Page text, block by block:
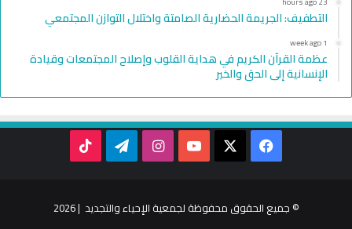
التطفيف: الجريمة الحضارية الصامتة واختلال التوازن المجتمعي
1 week ago
عظمة القرآن الكريم في هداية القلوب وإصلاح المجتمعات وقيادة
الإنسانية إلى الحق والخير
Facebook
YouTube
Instagram
Telegram
© جميع الحقوق محفوظة لجمعية الإحياء والتجديد | 2026